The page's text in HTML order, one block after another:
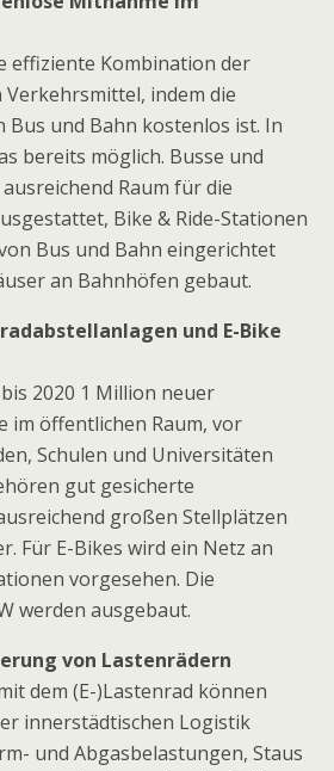
effiziente Kombination der
indem die
Bus und Bahn kostenlos ist. In
bereits möglich. Busse und
Raum für die
Bike & Ride-Stationen
Bus und Bahn eingerichtet
an Bahnhöfen gebaut.
und E-Bike
2020 1 Million neuer
im öffentlichen Raum, vor
Schulen und Universitäten
gut gesicherte
großen Stellplätzen
Für E-Bikes wird ein Netz an
vorgesehen. Die
werden ausgebaut.
von Lastenrädern
dem (E-)Lastenrad können
innerstädtischen Logistik
und Abgasbelastungen, Staus